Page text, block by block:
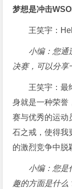
梦想是冲击
王笑宇：
小编：您通
决赛，可以分享
王笑宇：最
身就是一种荣誉
赛与优秀的运动
石之戒，使得我
的激烈竞争中脱
小编：您是
趣的方面是什么